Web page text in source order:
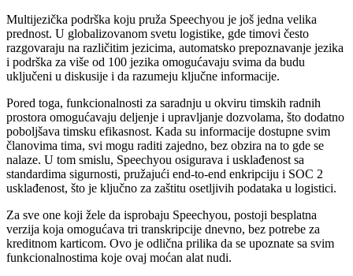
Multijezička podrška koju pruža Speechyou je još jedna velika
prednost. U globalizovanom svetu logistike, gde timovi često
razgovaraju na različitim jezicima, automatsko prepoznavanje jezika
i podrška za više od 100 jezika omogućavaju svima da budu
uključeni u diskusije i da razumeju ključne informacije.
Pored toga, funkcionalnosti za saradnju u okviru timskih radnih
prostora omogućavaju deljenje i upravljanje dozvolama, što dodatno
poboljšava timsku efikasnost. Kada su informacije dostupne svim
članovima tima, svi mogu raditi zajedno, bez obzira na to gde se
nalaze. U tom smislu, Speechyou osigurava i usklađenost sa
standardima sigurnosti, pružajući end-to-end enkripciju i SOC 2
usklađenost, što je ključno za zaštitu osetljivih podataka u logistici.
Za sve one koji žele da isprobaju Speechyou, postoji besplatna
verzija koja omogućava tri transkripcije dnevno, bez potrebe za
kreditnom karticom. Ovo je odlična prilika da se upoznate sa svim
funkcionalnostima koje ovaj moćan alat nudi.